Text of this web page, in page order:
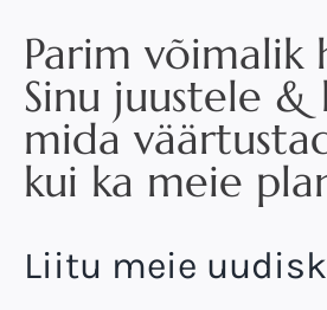
Parim võimalik
Sinu juustele &
mida
kui ka meie
Liitu meie